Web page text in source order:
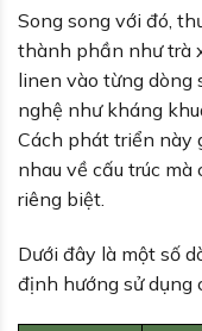
Song song với đó,
thành phần như trà
linen vào từng dòng
nghệ như kháng
Cách phát triển này
nhau về cấu trúc
riêng biệt.
Dưới đây là một số
định hướng sử dụng